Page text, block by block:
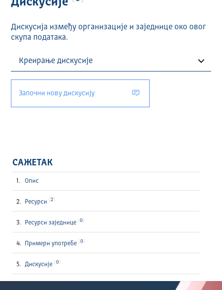
Дискусије
Дискусија између организације и заједнице око овог
скупа података.
Започни нову дискусију
САЖЕТАК
Опис
Ресурси 2
Ресурси заједнице 0
Примери употребе 0
Дискусије 0